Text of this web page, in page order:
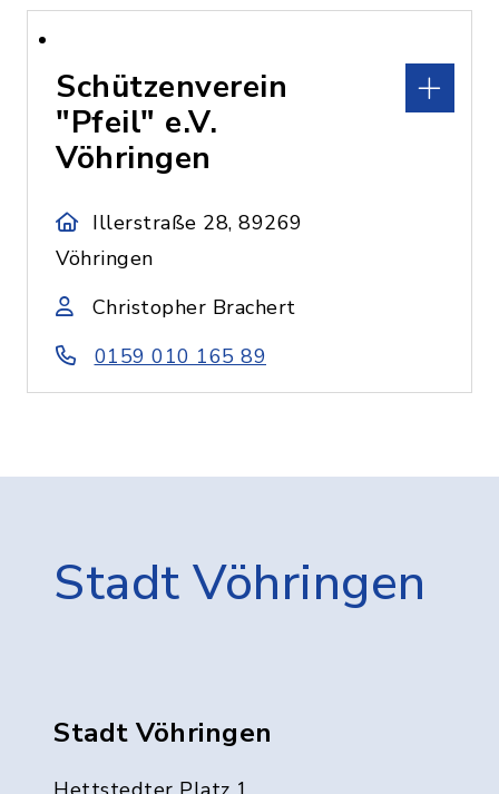
Schützenverein
"Pfeil" e.V.
Vöhringen
Illerstraße 28, 89269
Vöhringen
Christopher Brachert
0159 010 165 89
Stadt Vöhringen
Stadt Vöhringen